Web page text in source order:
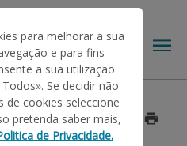
Data: 2020/08/18
para melhorar a sua
e para fins
a sua utilização
Se decidir não
de cookies seleccione
pretenda saber mais,
de Privacidade.